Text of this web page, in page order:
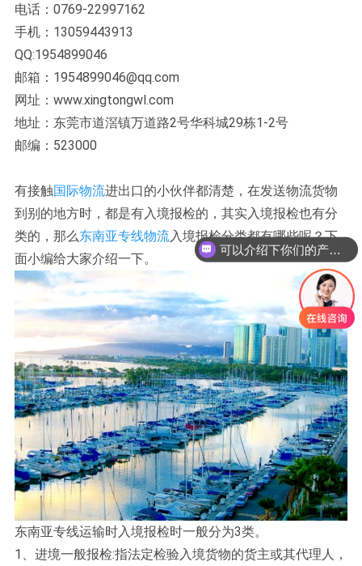
电话：0769-22997162
手机：13059443913
QQ:1954899046
邮箱：1954899046@qq.com
网址：www.xingtongwl.com
地址：东莞市道滘镇万道路2号华科城29栋1-2号
邮编：523000
有接触国际物流进出口的小伙伴都清楚，在发送物流货物
到别的地方时，都是有入境报检的，其实入境报检也有分
类的，那么东南亚专线物流入境报检分类都有哪些呢？下
面小编给大家介绍一下。
东南亚专线运输时入境报检时一般分为3类。
1、进境一般报检:指法定检验入境货物的货主或其代理人，
可以介绍下你们的产品么？